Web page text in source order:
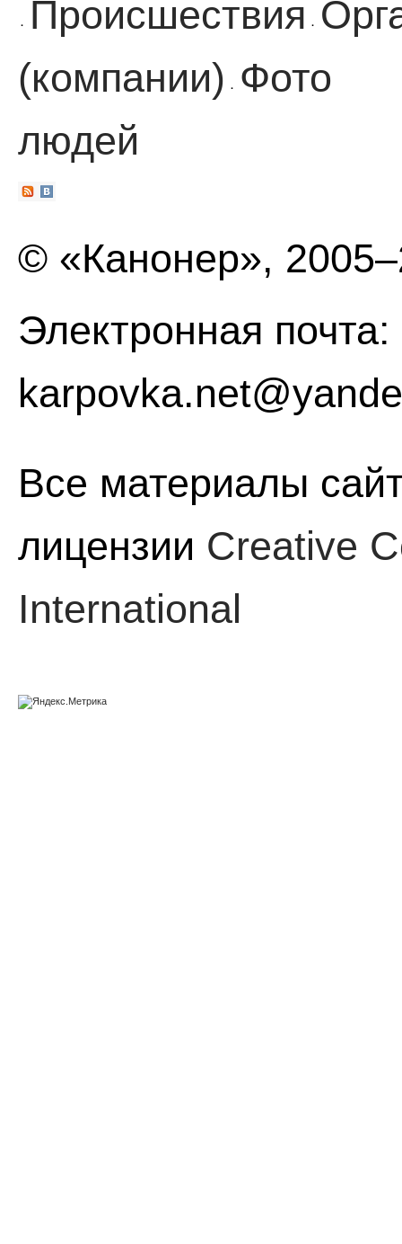
· Происшествия ·
(компании)
·
Фото
людей
© «Канонер»,
Электронная почта:
Все материалы
лицензии Creative
International